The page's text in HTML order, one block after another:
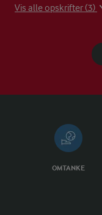
Vis alle opskrifter (3)
OMTANKE